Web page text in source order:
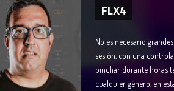
FLX4
No es necesario
sesión, con una
pinchar durante horas
cualquier género, en